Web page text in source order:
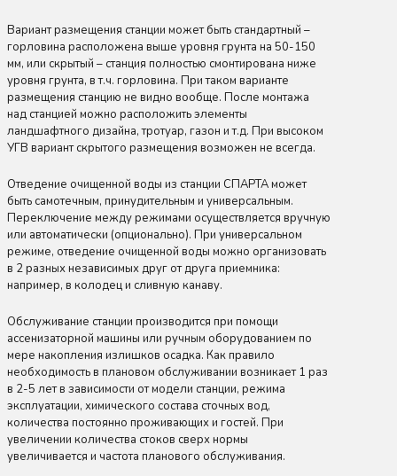
Вариант размещения станции может быть стандартный –
горловина расположена выше уровня грунта на 50-150
мм, или скрытый – станция полностью смонтирована ниже
уровня грунта, в т.ч. горловина. При таком варианте
размещения станцию не видно вообще. После монтажа
над станцией можно расположить элементы
ландшафтного дизайна, тротуар, газон и т.д. При высоком
УГВ вариант скрытого размещения возможен не всегда.
Отведение очищенной воды из станции СПАРТА может
быть самотечным, принудительным и универсальным.
Переключение между режимами осуществляется вручную
или автоматически (опционально). При универсальном
режиме, отведение очищенной воды можно организовать
в 2 разных независимых друг от друга приемника:
например, в колодец и сливную канаву.
Обслуживание станции производится при помощи
ассенизаторной машины или ручным оборудованием по
мере накопления излишков осадка. Как правило
необходимость в плановом обслуживании возникает 1 раз
в 2-5 лет в зависимости от модели станции, режима
эксплуатации, химического состава сточных вод,
количества постоянно проживающих и гостей. При
увеличении количества стоков сверх нормы
увеличивается и частота планового обслуживания.